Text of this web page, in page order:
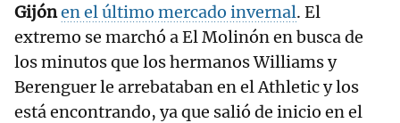
Gijónen el último mercado invernal. El
extremo se marchó a El Molinón en busca de
los minutos que los hermanos Williams y
Berenguer le arrebataban en el Athletic y los
está encontrando, ya que salió de inicio en el